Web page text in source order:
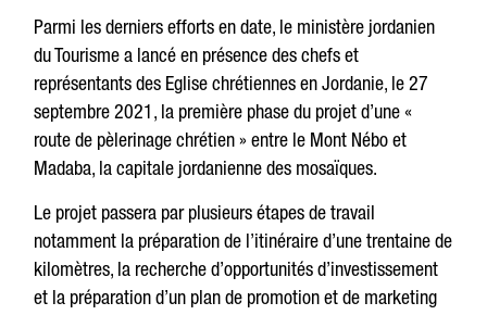
Parmi les derniers efforts en date, le ministère jordanien
du Tourisme a lancé en présence des chefs et
représentants des Eglise chrétiennes en Jordanie, le 27
septembre 2021, la première phase du projet d’une «
route de pèlerinage chrétien » entre le Mont Nébo et
Madaba, la capitale jordanienne des mosaïques.
Le projet passera par plusieurs étapes de travail
notamment la préparation de l’itinéraire d’une trentaine de
kilomètres, la recherche d’opportunités d’investissement
et la préparation d’un plan de promotion et de marketing